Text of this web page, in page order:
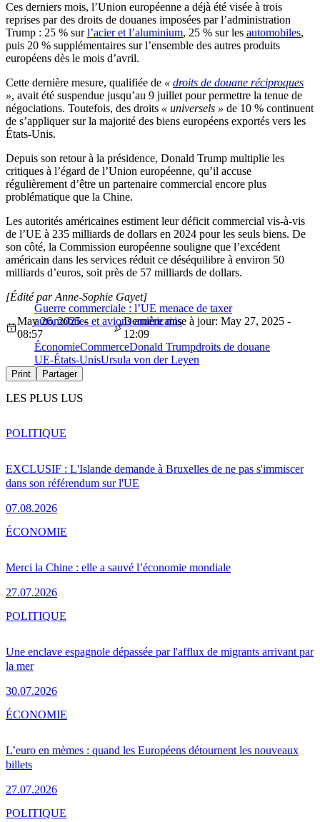
Ces derniers mois, l’Union européenne a déjà été visée à trois
reprises par des droits de douanes imposées par l’administration
Trump : 25 % surl’acier et l’aluminium, 25 % sur les automobiles,
puis 20 % supplémentaires sur l’ensemble des autres produits
européens dès le mois d’avril.
Cette dernière mesure, qualifiée de « droits de douane réciproques
», avait été suspendue jusqu’au 9 juillet pour permettre la tenue de
négociations. Toutefois, des droits « universels » de 10 % continuent
de s’appliquer sur la majorité des biens européens exportés vers les
États-Unis.
Depuis son retour à la présidence, Donald Trump multiplie les
critiques à l’égard de l’Union européenne, qu’il accuse
régulièrement d’être un partenaire commercial encore plus
problématique que la Chine.
Les autorités américaines estiment leur déficit commercial vis-à-vis
de l’UE à 235 milliards de dollars en 2024 pour les seuls biens. De
son côté, la Commission européenne souligne que l’excédent
américain dans les services réduit ce déséquilibre à environ 50
milliards d’euros, soit près de 57 milliards de dollars.
Guerre commerciale : l’UE menace de taxer
automobiles et avions américains
[Édité par Anne-Sophie Gayet]
May 26, 2025 -
08:57
Dernière mise à jour: May 27, 2025 -
12:09
ÉconomieCommerceDonald Trumpdroits de douane
UE-États-UnisUrsula von der Leyen
Print Partager
LES PLUS LUS
EXCLUSIF : L'Islande demande à Bruxelles de ne pas s'immiscer
dans son référendum sur l'UE
07.08.2026
POLITIQUE
Merci la Chine : elle a sauvé l’économie mondiale
27.07.2026
ÉCONOMIE
Une enclave espagnole dépassée par l'afflux de migrants arrivant par
la mer
30.07.2026
POLITIQUE
L’euro en mèmes : quand les Européens détournent les nouveaux
billets
27.07.2026
ÉCONOMIE
POLITIQUE